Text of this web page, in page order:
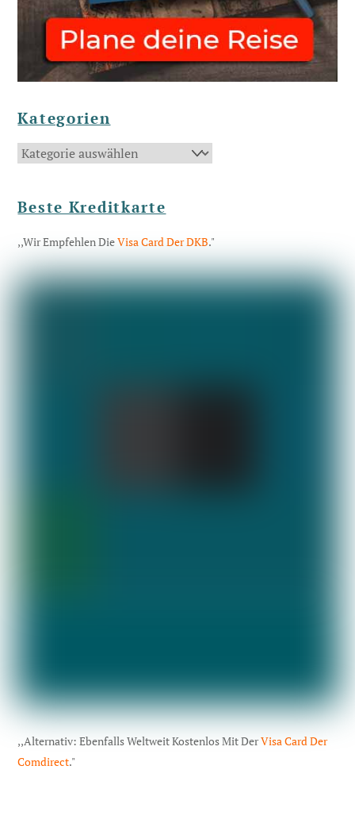
Kategorien
Kategorien
Beste Kreditkarte
,,Wir Empfehlen DieVisa Card Der DKB."
,,Alternativ: Ebenfalls Weltweit Kostenlos Mit DerVisa Card Der
Comdirect."